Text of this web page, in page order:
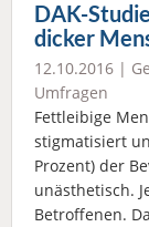
DAK-
dicker
12.10.2016 |
Umfragen
Fettleibige
stigmatisiert
Prozent) der
unästhetisch.
Betroffenen.